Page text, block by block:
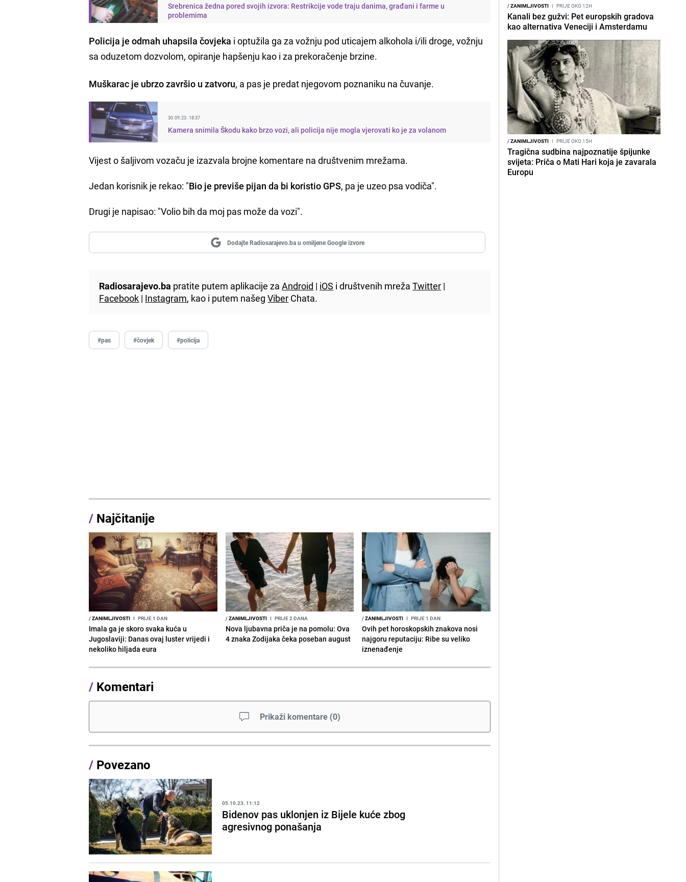
Srebrenica žedna pored svojih izvora: Restrikcije vode traju danima, građani i farme u
problemima
Policija je odmah uhapsila čovjeka i optužila ga za vožnju pod uticajem alkohola i/ili droge, vožnju
sa oduzetom dozvolom, opiranje hapšenju kao i za prekoračenje brzine.
Muškarac je ubrzo završio u zatvoru, a pas je predat njegovom poznaniku na čuvanje.
30.09.23. 18:37
Kamera snimila Škodu kako brzo vozi, ali policija nije mogla vjerovati ko je za volanom
Vijest o šaljivom vozaču je izazvala brojne komentare na društvenim mrežama.
Jedan korisnik je rekao: "Bio je previše pijan da bi koristio GPS, pa je uzeo psa vodiča".
Drugi je napisao: "Volio bih da moj pas može da vozi".
Dodajte Radiosarajevo.ba u omiljene Google izvore
Radiosarajevo.ba pratite putem aplikacije zaAndroid | iOS i društvenih mrežaTwitter |
Facebook | Instagram, kao i putem našegViber Chata.
#pas #čovjek #policija
/ Najčitanije
/ZANIMLJIVOSTI I PRIJE 1 DAN
Imala ga je skoro svaka kuća u
Jugoslaviji: Danas ovaj luster vrijedi i
nekoliko hiljada eura
/ZANIMLJIVOSTI I PRIJE 2 DANA
Nova ljubavna priča je na pomolu: Ova
4 znaka Zodijaka čeka poseban august
/ZANIMLJIVOSTI I PRIJE 1 DAN
Ovih pet horoskopskih znakova nosi
najgoru reputaciju: Ribe su veliko
iznenađenje
/ Komentari
Prikaži komentare (0)
/ Povezano
05.10.23. 11:12
Bidenov pas uklonjen iz Bijele kuće zbog
agresivnog ponašanja
/ZANIMLJIVOSTI I PRIJE OKO 12H
Kanali bez gužvi: Pet europskih gradova
kao alternativa Veneciji i Amsterdamu
/ZANIMLJIVOSTI I PRIJE OKO 15H
Tragična sudbina najpoznatije špijunke
svijeta: Priča o Mati Hari koja je zavarala
Europu